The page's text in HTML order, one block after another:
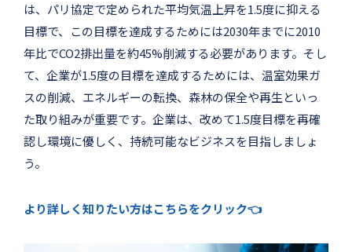
は、パリ協定で定められた平均気温上昇を1.5度に抑える
目標で、この目標を達成するためには2030年までに2010
年比でCO2排出量を約45%削減する必要があります。そし
て、企業が1.5度の目標を達成するためには、温室効果ガ
スの削減、エネルギーの転換、森林の保全や再生といっ
た取り組みが重要です。企業は、改めて1.5度目標を再確
認し環境に優しく、持続可能なビジネスを目指しましょ
う。
より詳しく知りたい方はこちらをクリック👈